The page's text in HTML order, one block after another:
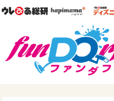
ウレぴあ総研
ハピ